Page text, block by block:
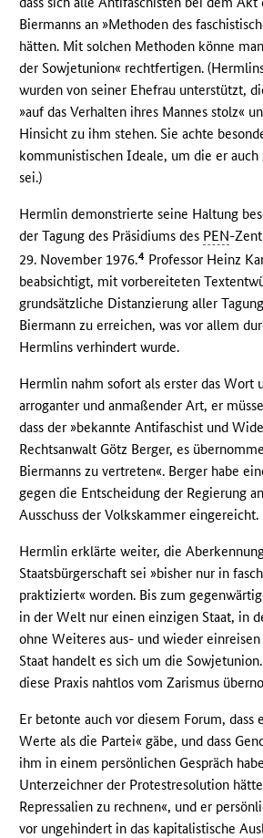
Biermanns an »Methoden des
hätten. Mit solchen Methoden könne
der Sowjetunion« rechtfertigen.
wurden von seiner Ehefrau unterstützt,
»auf das Verhalten ihres Mannes stolz«
Hinsicht zu ihm stehen. Sie achte
kommunistischen Ideale, um die er
sei.)
Hermlin demonstrierte seine Haltung
der Tagung des Präsidiums des PEN-
29. November 1976.4 Professor Heinz
beabsichtigt, mit vorbereiteten
grundsätzliche Distanzierung aller
Biermann zu erreichen, was vor allem
Hermlins verhindert wurde.
Hermlin nahm sofort als erster das Wort
arroganter und anmaßender Art, er
dass der »bekannte Antifaschist und
Rechtsanwalt Götz Berger, es
Biermanns zu vertreten«. Berger habe
gegen die Entscheidung der Regierung
Ausschuss der Volkskammer eingereicht.
Hermlin erklärte weiter, die
Staatsbürgerschaft sei »bisher nur in
praktiziert« worden. Bis zum
in der Welt nur einen einzigen Staat, in
ohne Weiteres aus- und wieder
Staat handelt es sich um die
diese Praxis nahtlos vom Zarismus
Er betonte auch vor diesem Forum, dass
Werte als die Partei« gäbe, und dass
ihm in einem persönlichen Gespräch
Unterzeichner der Protestresolution
Repressalien zu rechnen«, und er
vor ungehindert in das kapitalistische